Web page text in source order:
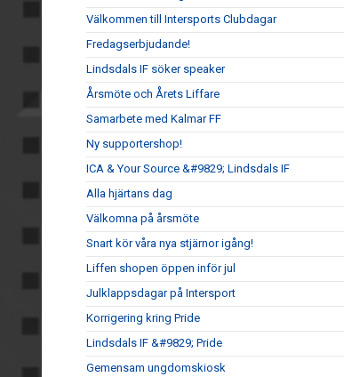
Välkommen till Intersports Clubdagar
Fredagserbjudande!
Lindsdals IF söker speaker
Årsmöte och Årets Liffare
Samarbete med Kalmar FF
Ny supportershop!
ICA & Your Source &#9829; Lindsdals IF
Alla hjärtans dag
Välkomna på årsmöte
Snart kör våra nya stjärnor igång!
Liffen shopen öppen inför jul
Julklappsdagar på Intersport
Korrigering kring Pride
Lindsdals IF &#9829; Pride
Gemensam ungdomskiosk